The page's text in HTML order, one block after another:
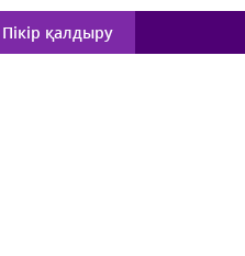
Пікір қалдыру